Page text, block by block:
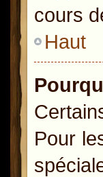
cours
Haut
Pour